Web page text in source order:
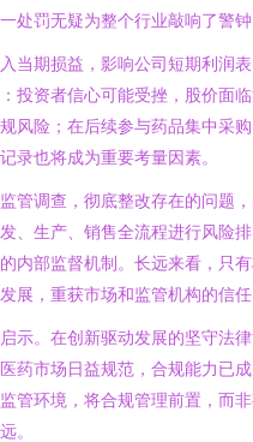
处罚无疑为整个行业敲响了警
当期损益，影响公司短期利润表
投资者信心可能受挫，股价面
风险；在后续参与药品集中采
录也将成为重要考量因素。
管调查，彻底整改存在的问题
、生产、销售全流程进行风险排
内部监督机制。长远来看，只
展，重获市场和监管机构的信
示。在创新驱动发展的坚守法
药市场日益规范，合规能力已
管环境，将合规管理前置，而
。